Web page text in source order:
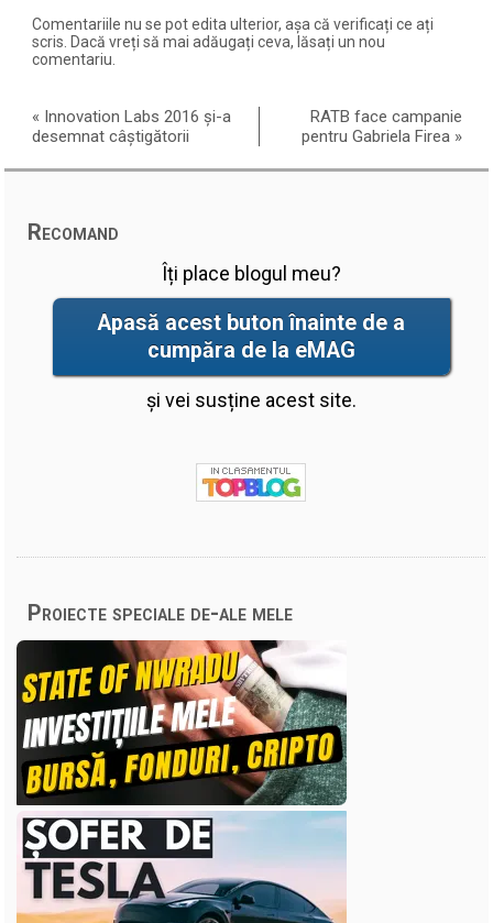
Comentariile nu se pot edita ulterior, așa că verificați ce ați
scris. Dacă vreți să mai adăugați ceva, lăsați un nou
comentariu.
« Innovation Labs 2016 și-a
desemnat câștigătorii
RATB face campanie
pentru Gabriela Firea »
Recomand
Îți place blogul meu?
Apasă acest buton înainte de a
cumpăra de la eMAG
și vei susține acest site.
Proiecte speciale de-ale mele